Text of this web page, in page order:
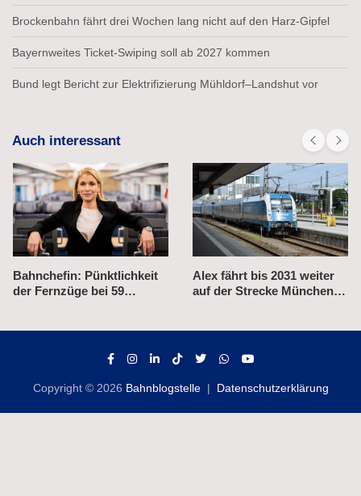
Brockenbahn fährt drei Wochen lang nicht auf den Harz-Gipfel
Bayernweites Ticket-Swiping soll ab 2027 kommen
Bund legt Bericht zur Elektrifizierung Mühldorf–Landshut vor
Auch interessant
Alex fährt bis 2031 weiter
auf der Strecke München–
Verkehrsminister Bilger
kündigt Neubewertung der
Copyright © 2026 Bahnblogstelle Datenschutzerklärung